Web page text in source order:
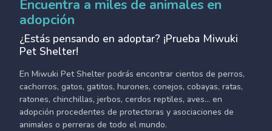
Encuentra a miles de animales en
adopción
¿Estás pensando en adoptar? ¡Prueba Miwuki
Pet Shelter!
En Miwuki Pet Shelter podrás encontrar cientos de perros,
cachorros, gatos, gatitos, hurones, conejos, cobayas, ratas,
ratones, chinchillas, jerbos, cerdos reptiles, aves... en
adopción procedentes de protectoras y asociaciones de
animales o perreras de todo el mundo.